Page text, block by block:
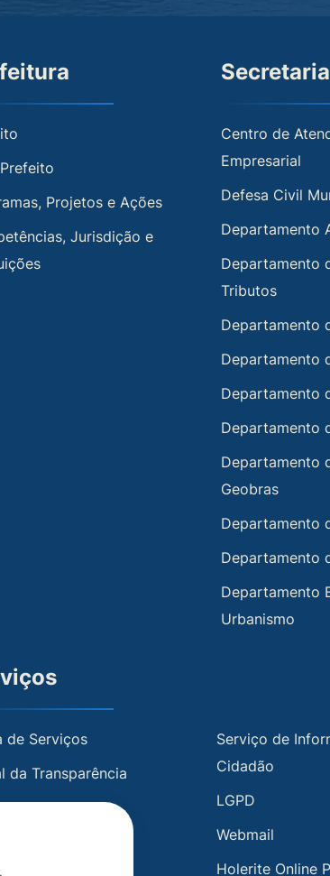
Projetos e Ações
Jurisdição e
Centro de
Empresarial
Defesa Civil
Departamento
Departamento
Tributos
Departamento
Departamento
Departamento
Departamento
Departamento
Geobras
Departamento
Departamento
Departamento
Urbanismo
de Serviços
da Transparência
Online
Serviço de
Cidadão
LGPD
Webmail
Holerite Online